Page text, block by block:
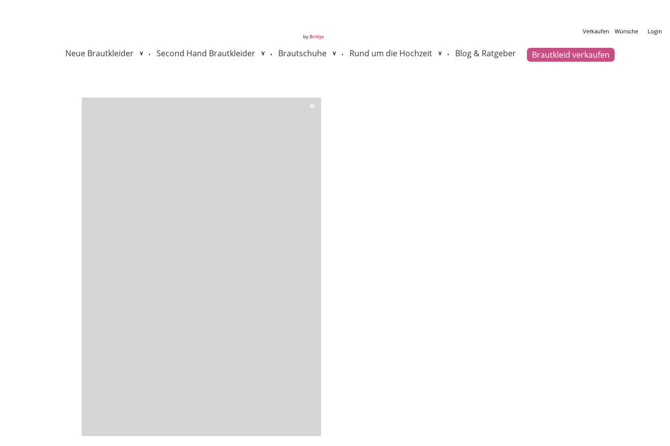
byBridys
Login
Wünsche
Verkaufen
Neue Brautkleider • Second Hand Brautkleider • Brautschuhe • Rund um die Hochzeit • Blog & Ratgeber Brautkleid verkaufen